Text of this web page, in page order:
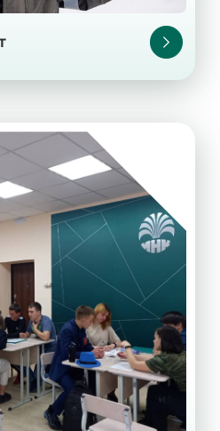
ИНК-Класс
классы в Усть-Куте.
Для учеников
10–11
территорий.
набор в мае.
Подробнее